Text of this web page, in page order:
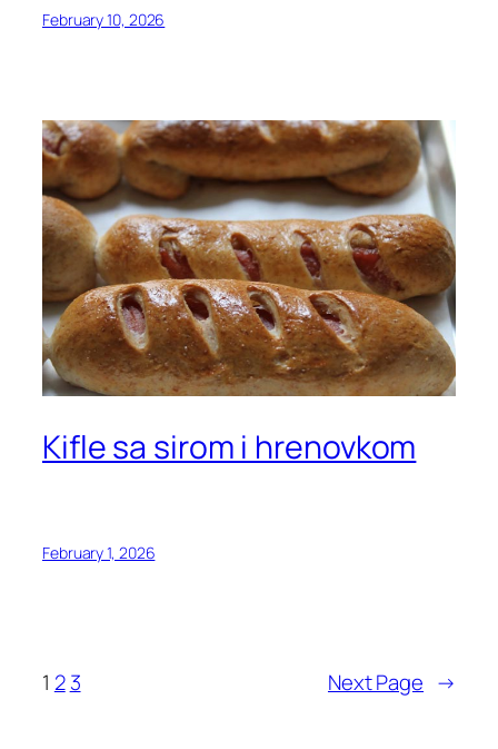
February 10, 2026
Kifle sa sirom i hrenovkom
February 1, 2026
1 2 3 Next Page →